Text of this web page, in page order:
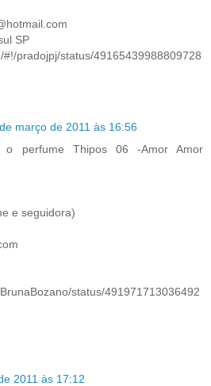
SP
#!/pradojpj/status/49165439988809728
março de 2011 às 16:56
o perfume Thipos 06 -Amor Amor
e seguidora)
status/491971713036492
2011 às 17:12